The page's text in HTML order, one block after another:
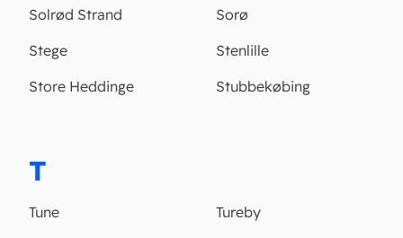
Solrød Strand
Sorø
Stege
Stenlille
Store Heddinge
Stubbekøbing
T
Tune
Tureby